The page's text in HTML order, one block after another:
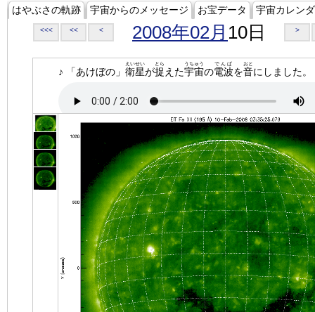
はやぶさの軌跡 宇宙からのメッセージ お宝データ 宇宙カレン
<<< << < 2008年02月 10日 >
♪ 「あけぼの」 衛星
えいせい
が捉
とら
えた宇宙
うちゅう
の電波
でんぱ
を音
おと
にしました。